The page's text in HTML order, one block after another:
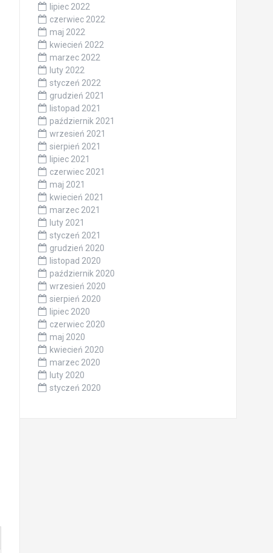
lipiec 2022
czerwiec 2022
maj 2022
kwiecień 2022
marzec 2022
luty 2022
styczeń 2022
grudzień 2021
listopad 2021
październik 2021
wrzesień 2021
sierpień 2021
lipiec 2021
czerwiec 2021
maj 2021
kwiecień 2021
marzec 2021
luty 2021
styczeń 2021
grudzień 2020
listopad 2020
październik 2020
wrzesień 2020
sierpień 2020
lipiec 2020
czerwiec 2020
maj 2020
kwiecień 2020
marzec 2020
luty 2020
styczeń 2020